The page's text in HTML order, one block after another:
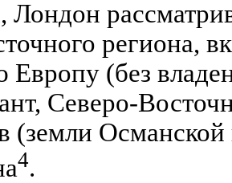
региона,
Европу (без
Северо-
(земли
4.